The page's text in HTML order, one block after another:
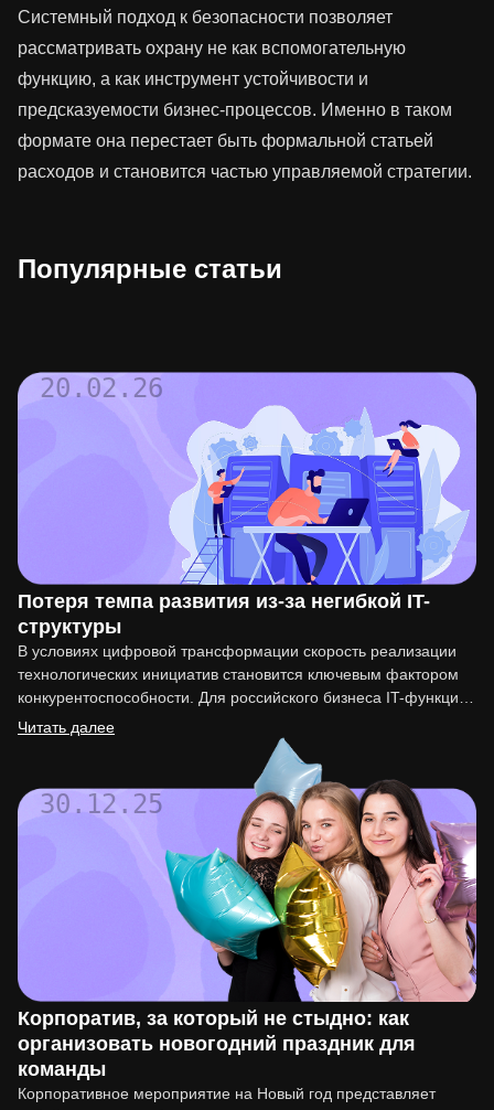
Системный подход к безопасности позволяет
рассматривать охрану не как вспомогательную
функцию, а как инструмент устойчивости и
предсказуемости бизнес-процессов. Именно в таком
формате она перестает быть формальной статьей
расходов и становится частью управляемой стратегии.
Популярные статьи
20.02.26
Потеря темпа развития из-за негибкой IT-
структуры
В условиях цифровой трансформации скорость реализации
технологических инициатив становится ключевым фактором
конкурентоспособности. Для российского бизнеса IT-функция
перестала быть вспомогательной. Она напрямую влияет на
Читать далее
30.12.25
Корпоратив, за который не стыдно: как
организовать новогодний праздник для
команды
Корпоративное мероприятие на Новый год представляет